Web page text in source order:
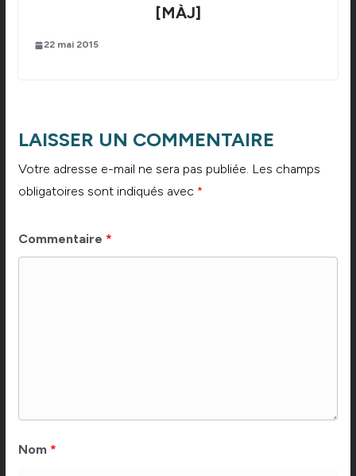
[MÀJ]
22 mai 2015
LAISSER UN COMMENTAIRE
Votre adresse e-mail ne sera pas publiée. Les champs
obligatoires sont indiqués avec *
Commentaire *
Nom *